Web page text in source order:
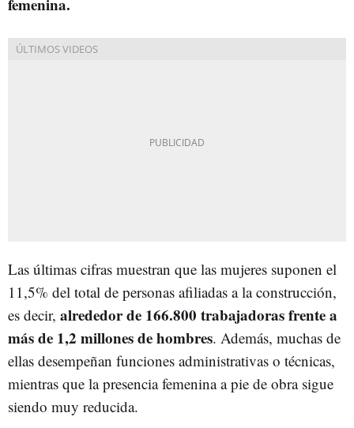
femenina.
Las últimas cifras muestran que las mujeres suponen el
11,5% del total de personas afiliadas a la construcción,
es decir, alrededor de 166.800 trabajadoras frente a
más de 1,2 millones de hombres. Además, muchas de
ellas desempeñan funciones administrativas o técnicas,
mientras que la presencia femenina a pie de obra sigue
siendo muy reducida.